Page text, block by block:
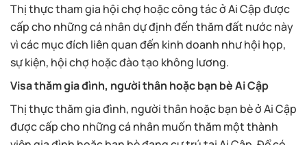
Thị thực tham gia hội chợ hoặc công tác ở Ai Cập được
cấp cho những cá nhân dự định đến thăm đất nước này
vì các mục đích liên quan đến kinh doanh như hội họp,
sự kiện, hội chợ hoặc đào tạo không lương.
Visa thăm gia đình, người thân hoặc bạn bè Ai Cập
Thị thực thăm gia đình, người thân hoặc bạn bè ở Ai Cập
được cấp cho những cá nhân muốn thăm một thành